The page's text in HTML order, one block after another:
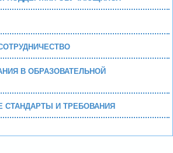
В ОБРАЗОВАТЕЛЬНОЙ
СТАНДАРТЫ И ТРЕБОВАНИЯ